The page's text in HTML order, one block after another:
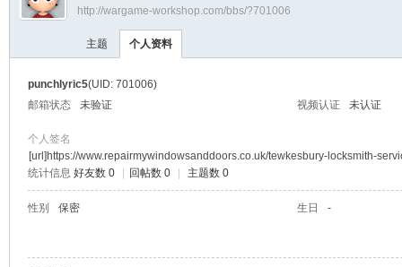
›
http://wargame-workshop.com/bbs/?701006
主题 个人资料
punchlyric5(UID: 701006)
邮箱状态
未验证 视频认证 未认证
个人签名
[url]https://www.repairmywindowsanddoors.co.uk/tewkesbury-locksmith-
统计信息 好友数 0 回帖数 0 主题数 0
性别 保密 生日 -